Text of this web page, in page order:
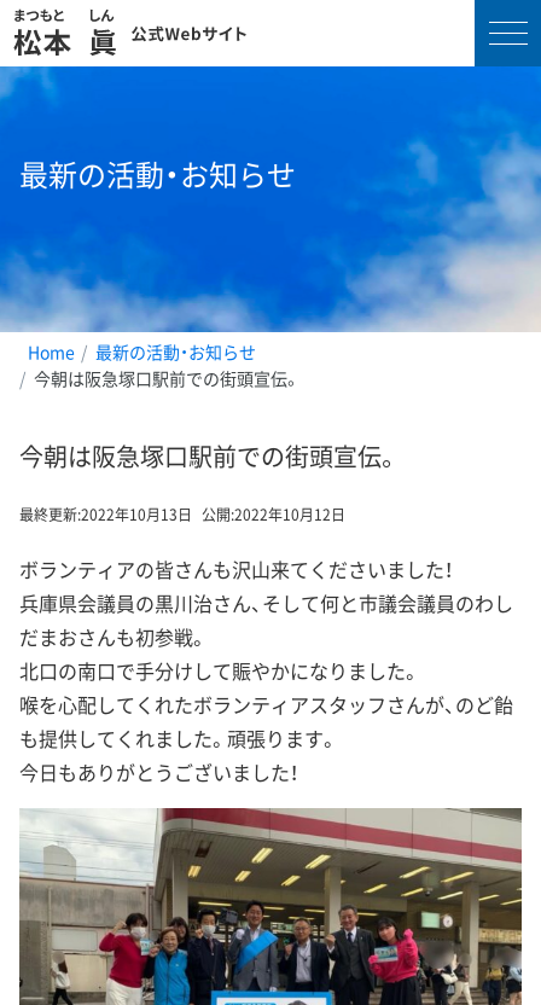
コ
ス
キ
ッ
最新の活動・お知らせ
Home
最新の活動・お知らせ
今朝は阪急塚口駅前での街頭宣伝。
今朝は阪急塚口駅前での街頭宣伝。
最終更新:2022年10月13日 公開:2022年10月12日
ボランティアの皆さんも沢山来てくださいました！
兵庫県会議員の黒川治さん、そして何と市議会議員のわし
だまおさんも初参戦。
北口の南口で手分けして賑やかになりました。
喉を心配してくれたボランティアスタッフさんが、のど飴
も提供してくれました。頑張ります。
今日もありがとうございました！